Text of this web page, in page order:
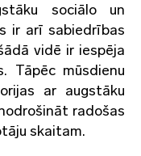
sociālo un
ir arī sabiedrības
vidē ir iespēja
Tāpēc mūsdienu
ar augstāku
radošas
skaitam.